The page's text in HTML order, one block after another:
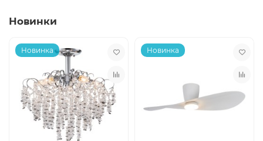
Новинки
Новинка Новинка